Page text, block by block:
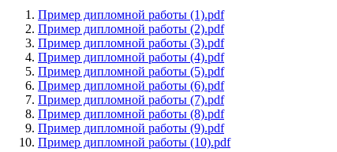
Пример дипломной работы (1).pdf
Пример дипломной работы (2).pdf
Пример дипломной работы (3).pdf
Пример дипломной работы (4).pdf
Пример дипломной работы (5).pdf
Пример дипломной работы (6).pdf
Пример дипломной работы (7).pdf
Пример дипломной работы (8).pdf
Пример дипломной работы (9).pdf
Пример дипломной работы (10).pdf